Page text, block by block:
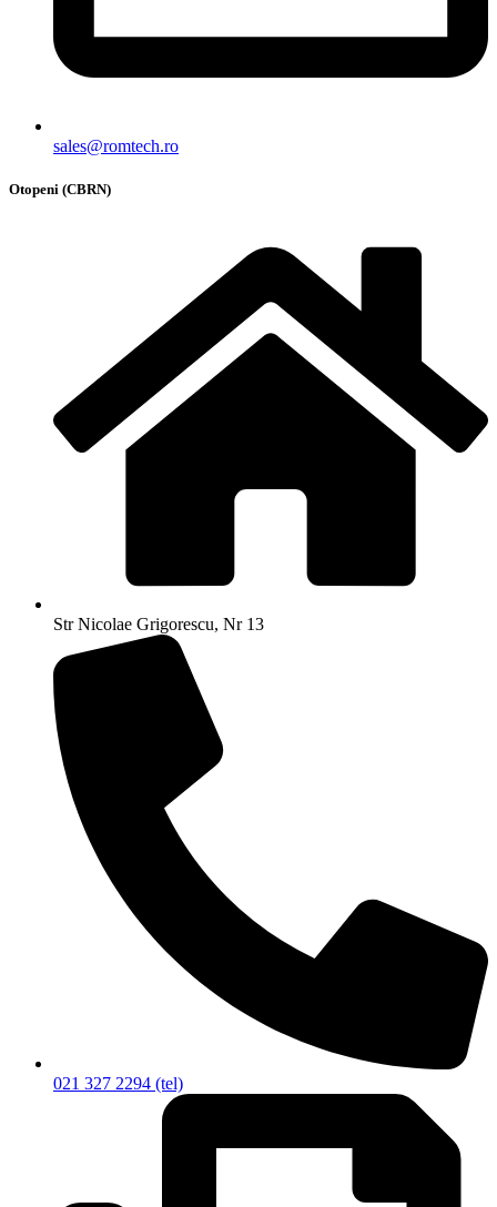
sales@romtech.ro
Otopeni (CBRN)
Str Nicolae Grigorescu, Nr 13
021 327 2294 (tel)